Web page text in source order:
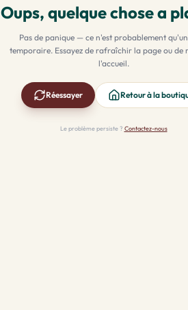
Oups, quelque chose a
Pas de panique — ce n'est probablement
temporaire. Essayez de rafraîchir la page ou de
l'accueil.
Réessayer Retour à la
Le problème persiste ? Contactez-nous